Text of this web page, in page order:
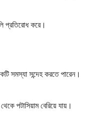
প্রতিরোধ করে।
সমস্যা সন্দেহ করতে পারেন।
পটাসিয়াম বেরিয়ে যায়।